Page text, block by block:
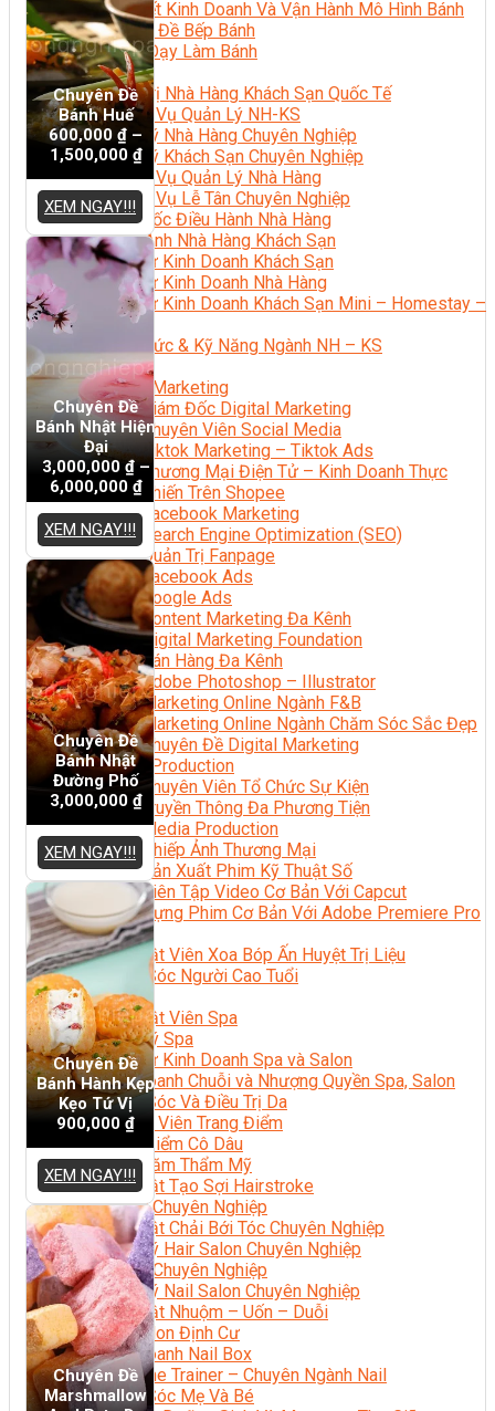
Bí Quyết Kinh Doanh Và Vận Hành Mô Hình Bánh
Chuyên Đề Bếp Bánh
Video Dạy Làm Bánh
Quản Trị NHKS
Quản Trị Nhà Hàng Khách Sạn Quốc Tế
Nghiệp Vụ Quản Lý NH-KS
Quản Lý Nhà Hàng Chuyên Nghiệp
Quản Lý Khách Sạn Chuyên Nghiệp
Nghiệp Vụ Quản Lý Nhà Hàng
Nghiệp Vụ Lễ Tân Chuyên Nghiệp
Giám Đốc Điều Hành Nhà Hàng
Tiếng Anh Nhà Hàng Khách Sạn
Khởi Sự Kinh Doanh Khách Sạn
Khởi Sự Kinh Doanh Nhà Hàng
Khởi Sự Kinh Doanh Khách Sạn Mini – Homestay –
AirBnB
Kiến Thức & Kỹ Năng Ngành NH – KS
Marketing
Digital Marketing
Giám Đốc Digital Marketing
Chuyên Viên Social Media
Tiktok Marketing – Tiktok Ads
Thương Mại Điện Tử – Kinh Doanh Thực
Chiến Trên Shopee
Facebook Marketing
Search Engine Optimization (SEO)
Quản Trị Fanpage
Facebook Ads
Google Ads
Content Marketing Đa Kênh
Digital Marketing Foundation
Bán Hàng Đa Kênh
Adobe Photoshop – Illustrator
Marketing Online Ngành F&B
Marketing Online Ngành Chăm Sóc Sắc Đẹp
Chuyên Đề Digital Marketing
Media Production
Chuyên Viên Tổ Chức Sự Kiện
Truyền Thông Đa Phương Tiện
Media Production
Nhiếp Ảnh Thương Mại
Sản Xuất Phim Kỹ Thuật Số
Biên Tập Video Cơ Bản Với Capcut
Dựng Phim Cơ Bản Với Adobe Premiere Pro
Sức Khỏe
Kỹ Thuật Viên Xoa Bóp Ấn Huyệt Trị Liệu
Chăm Sóc Người Cao Tuổi
Sắc Đẹp
Kỹ Thuật Viên Spa
Quản Lý Spa
Khởi Sự Kinh Doanh Spa và Salon
Kinh Doanh Chuỗi và Nhượng Quyền Spa, Salon
Chăm Sóc Và Điều Trị Da
Chuyên Viên Trang Điểm
Trang Điểm Cô Dâu
Phun Xăm Thẩm Mỹ
Kỹ Thuật Tạo Sợi Hairstroke
Barber Chuyên Nghiệp
Kỹ Thuật Chải Bới Tóc Chuyên Nghiệp
Quản Lý Hair Salon Chuyên Nghiệp
Nối Mi Chuyên Nghiệp
Quản Lý Nail Salon Chuyên Nghiệp
Kỹ Thuật Nhuộm – Uốn – Duỗi
Nail Salon Định Cư
Kinh Doanh Nail Box
Train The Trainer – Chuyên Ngành Nail
Chăm Sóc Mẹ Và Bé
Chuyên Đề
Bánh Huế
600,000 ₫ –
1,500,000 ₫
XEM NGAY!!!
Chuyên Đề
Bánh Nhật Hiện
Đại
3,000,000 ₫–
6,000,000 ₫
XEM NGAY!!!
Chuyên Đề
Bánh Nhật
Đường Phố
3,000,000 ₫
XEM NGAY!!!
Chuyên Đề
Bánh Hành Kẹp
Kẹo Tứ Vị
900,000 ₫
XEM NGAY!!!
Chuyên Đề
Marshmallow